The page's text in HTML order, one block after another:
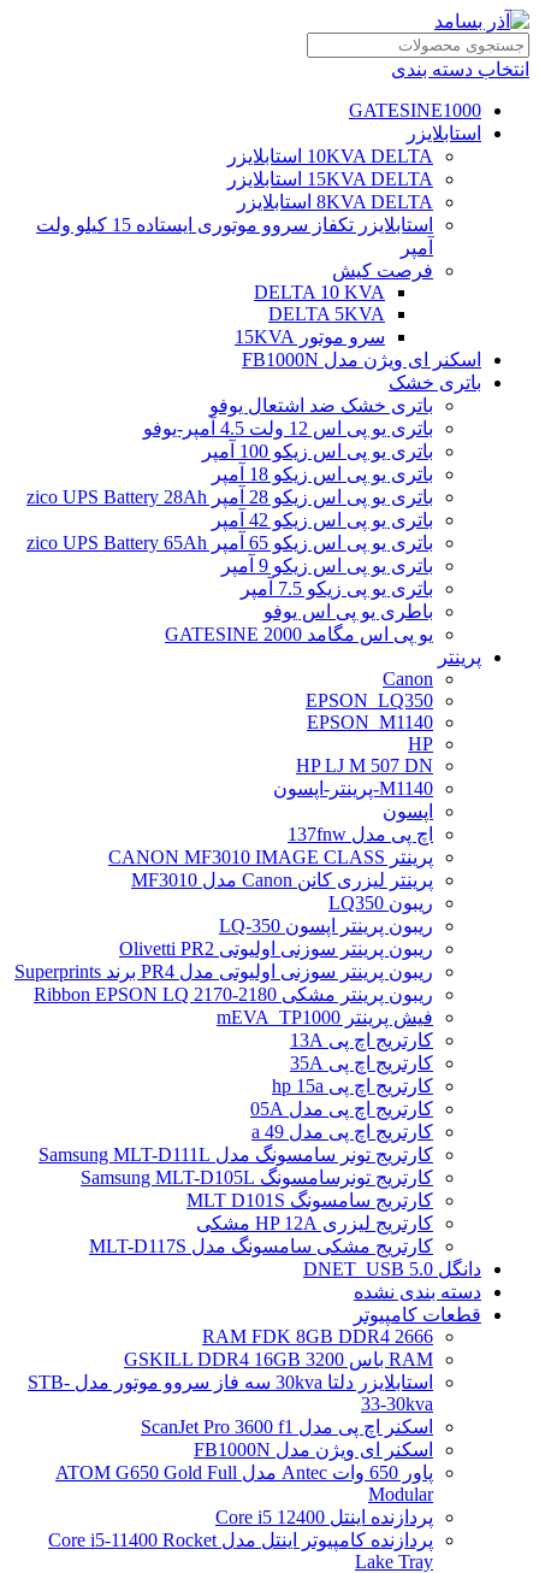
انتخاب دسته بندی
GATESINE1000
استابلایزر
10KVA DELTA استابلایزر
15KVA DELTA استابلایزر
8KVA DELTA استابلایزر
استابلایزر تکفاز سروو موتوری ایستاده 15 کیلو ولت
آمپر
فرصت کیش
DELTA 10 KVA
DELTA 5KVA
سرو موتور 15KVA
اسکنر ای ویژن مدل FB1000N
باتری خشک
باتری خشک ضد اشتعال یوفو
باتری یو پی اس 12 ولت 4.5 آمپر-یوفو
باتری یو پی اس زیکو 100 آمپر
باتری یو پی اس زیکو 18 آمپر
باتری یو پی اس زیکو 28 آمپر zico UPS Battery 28Ah
باتری یو پی اس زیکو 42 آمپر
باتری یو پی اس زیکو 65 آمپر zico UPS Battery 65Ah
باتری یو پی اس زیکو 9 آمپر
باتری یو پی زیکو 7.5 آمپر
باطری یو پی اس یوفو
یو پی اس مگامد GATESINE 2000
پرینتر
Canon
EPSON_LQ350
EPSON_M1140
HP
HP LJ M 507 DN
M1140-پرینتر-اپسون
اپسون
اچ پی مدل 137fnw
پرینتر CANON MF3010 IMAGE CLASS
پرینتر لیزری کانن Canon مدل MF3010
ریبون LQ350
ریبون پرینتر اپسون LQ-350
ریبون پرینتر سوزنی اولیوتی Olivetti PR2
ریبون پرینتر سوزنی اولیوتی مدل PR4 برند Superprints
ریبون پرینتر مشکی Ribbon EPSON LQ 2170-2180
فیش پرینتر mEVA_TP1000
کارتریج اچ پی 13A
کارتریج اچ پی 35A
کارتریج اچ پی hp 15a
کارتریج اچ پی مدل 05A
کارتریج اچ پی مدل 49 a
کارتریج تونر سامسونگ مدل Samsung MLT-D111L
کارتریج تونرسامسونگ Samsung MLT-D105L
کارتریج سامسونگ MLT D101S
کارتریج لیزری HP 12A مشکی
کارتریج مشکی سامسونگ مدل MLT-D117S
دانگل DNET_USB 5.0
دسته بندی نشده
قطعات کامپیوتر
RAM FDK 8GB DDR4 2666
RAM باس 3200 GSKILL DDR4 16GB
استابلایزر دلتا 30kva سه فاز سروو موتور مدل STB-
33-30kva
اسکنر اچ پی مدل ScanJet Pro 3600 f1
اسکنر ای ویژن مدل FB1000N
پاور 650 وات Antec مدل ATOM G650 Gold Full
Modular
پردازنده اینتل Core i5 12400
پردازنده کامپیوتر اینتل مدل Core i5-11400 Rocket
Lake Tray